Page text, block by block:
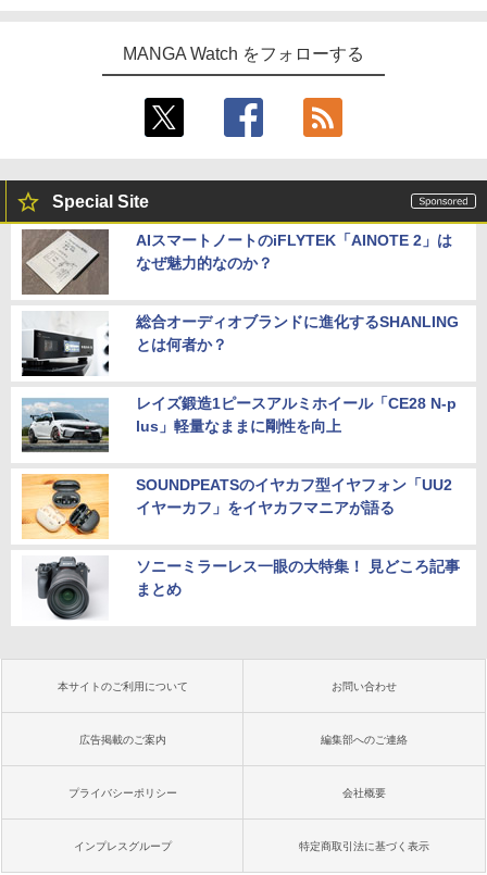
MANGA Watch をフォローする
Special Site
AIスマートノートのiFLYTEK「AINOTE 2」は
なぜ魅力的なのか？
総合オーディオブランドに進化するSHANLING
とは何者か？
レイズ鍛造1ピースアルミホイール「CE28 N-p
lus」軽量なままに剛性を向上
SOUNDPEATSのイヤカフ型イヤフォン「UU2
イヤーカフ」をイヤカフマニアが語る
ソニーミラーレス一眼の大特集！ 見どころ記事
まとめ
本サイトのご利用について お問い合わせ
広告掲載のご案内 編集部へのご連絡
プライバシーポリシー 会社概要
インプレスグループ 特定商取引法に基づく表示